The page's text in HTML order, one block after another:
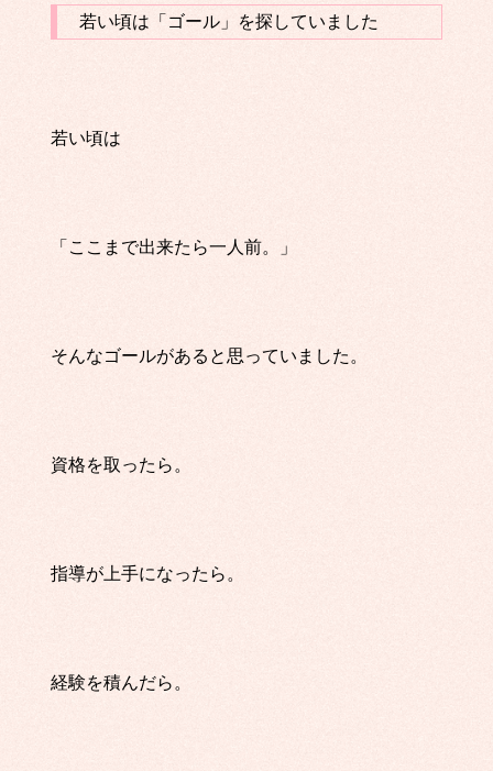
若い頃は「ゴール」を探していました
若い頃は
「ここまで出来たら一人前。」
そんなゴールがあると思っていました。
資格を取ったら。
指導が上手になったら。
経験を積んだら。